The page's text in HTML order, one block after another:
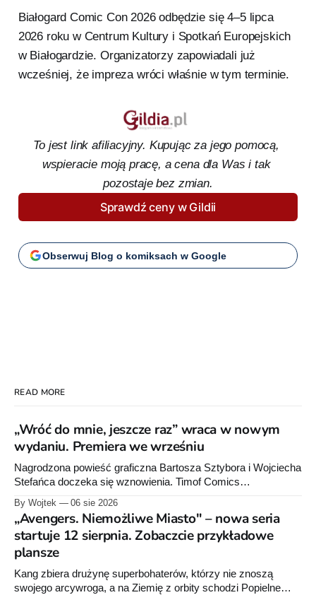
Białogard Comic Con 2026 odbędzie się 4–5 lipca
2026 roku w Centrum Kultury i Spotkań Europejskich
w Białogardzie. Organizatorzy zapowiadali już
wcześniej, że impreza wróci właśnie w tym terminie.
To jest link afiliacyjny. Kupując za jego pomocą,
wspieracie moją pracę, a cena dla Was i tak
pozostaje bez zmian.
Sprawdź ceny w Gildii
Obserwuj Blog o komiksach w Google
READ MORE
„Wróć do mnie, jeszcze raz” wraca w nowym
wydaniu. Premiera we wrześniu
Nagrodzona powieść graficzna Bartosza Sztybora i Wojciecha
Stefańca doczeka się wznowienia. Timof Comics
przygotowuje nową edycję albumu „Wróć do mnie, jeszcze
raz”, którego pierwsze wydanie ukazało się w 2015 roku.
By Wojtek 06 sie 2026
„Avengers. Niemożliwe Miasto" – nowa seria
startuje 12 sierpnia. Zobaczcie przykładowe
plansze
Kang zbiera drużynę superbohaterów, którzy nie znoszą
swojego arcywroga, a na Ziemię z orbity schodzi Popielne